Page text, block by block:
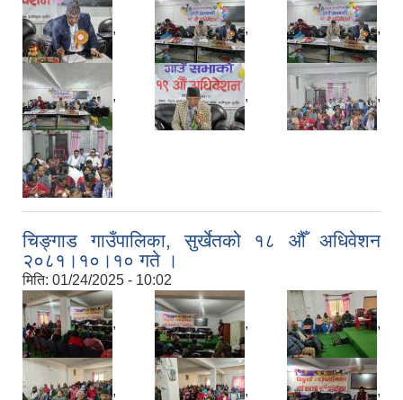
, , ,
, , ,
चिङ्गाड गाउँपालिका, सुर्खेतको १८ औँ अधिवेशन
२०८१।१०।१० गते ।
मिति: 01/24/2025 - 10:02
, , ,
, , ,